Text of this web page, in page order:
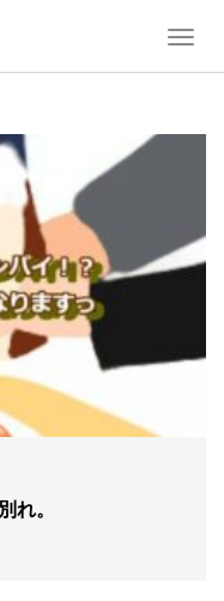
T
v
i
t
れ。